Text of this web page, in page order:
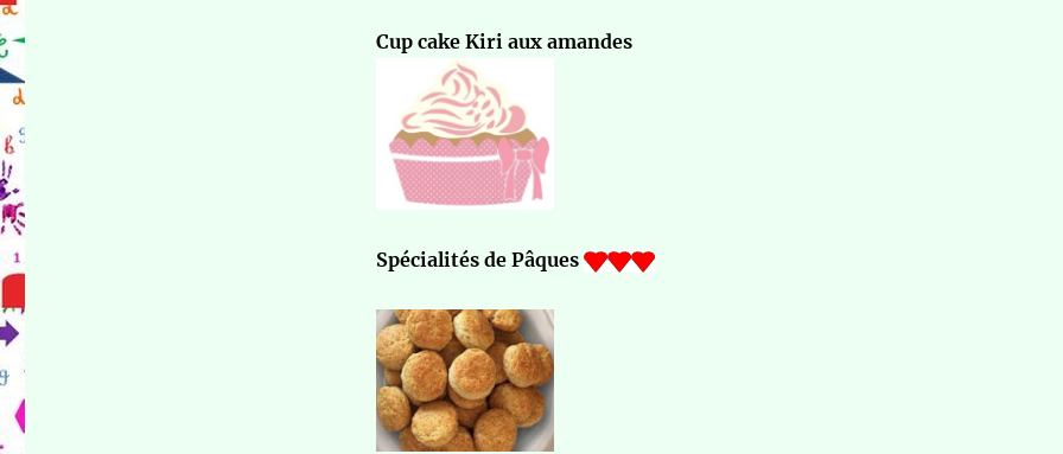
Cup cake Kiri aux amandes
Spécialités de Pâques